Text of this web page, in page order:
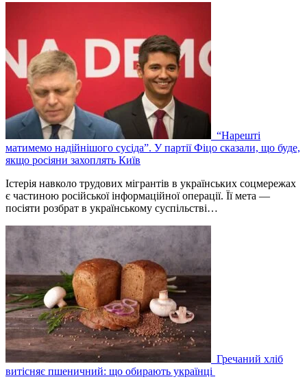
“Нарешті
матимемо надійнішого сусіда”. У партії Фіцо сказали, що буде,
якщо росіяни захоплять Київ
Істерія навколо трудових мігрантів в українських соцмережах
є частиною російської інформаційної операції. Її мета —
посіяти розбрат в українському суспільстві…
Гречаний хліб
витісняє пшеничний: що обирають українці